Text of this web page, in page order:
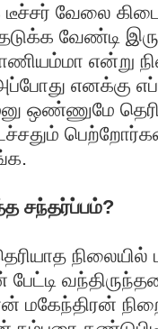
டீச்சர் வேலை
வேண்டி
என்று
எனக்கு
ஒண்ணுமே
சந்தர்ப்பம்?
மகேந்திரன்